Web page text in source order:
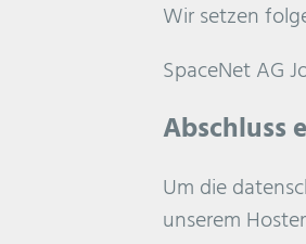
Wir setzen
SpaceNet AG
Abschluss
Um die
unserem